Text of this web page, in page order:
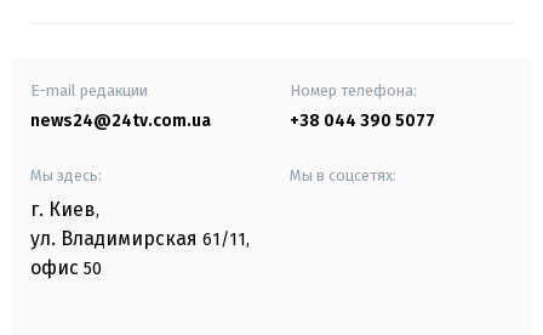
E-mail редакции
news24@24tv.com.ua
Номер телефона:
+38 044 390 5077
Мы здесь:
г. Киев,
ул. Владимирская 61/11,
офис 50
Мы в соцсетях: